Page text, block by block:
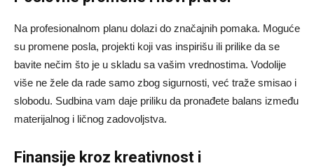
Na profesionalnom planu dolazi do značajnih pomaka. Moguće
su promene posla, projekti koji vas inspirišu ili prilike da se
bavite nečim što je u skladu sa vašim vrednostima. Vodolije
više ne žele da rade samo zbog sigurnosti, već traže smisao i
slobodu. Sudbina vam daje priliku da pronađete balans između
materijalnog i ličnog zadovoljstva.
Finansije kroz kreativnost i